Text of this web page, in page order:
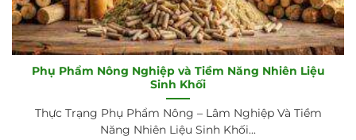
Phụ Phẩm Nông Nghiệp và Tiềm Năng Nhiên Liệu
Sinh Khối
Thực Trạng Phụ Phẩm Nông – Lâm Nghiệp Và Tiềm
Năng Nhiên Liệu Sinh Khối...